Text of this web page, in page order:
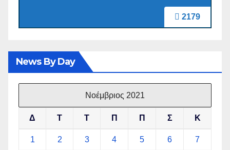
2179
News By Day
Νοέμβριος 2021
Δ Τ Τ Π Π Σ Κ
1 2 3 4 5 6 7